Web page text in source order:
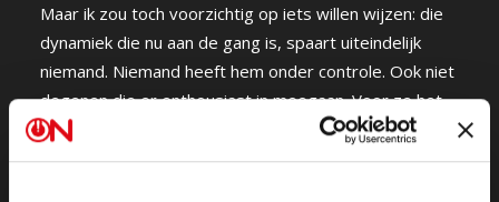
Maar ik zou toch voorzichtig op iets willen wijzen: die
dynamiek die nu aan de gang is, spaart uiteindelijk
niemand. Niemand heeft hem onder controle. Ook niet
degenen die er enthousiast in meegaan. Voor ze het
weten, ontdekken die mensen soms tot hun eigen
verbijstering, al dan niet met wat hulp van de politie,